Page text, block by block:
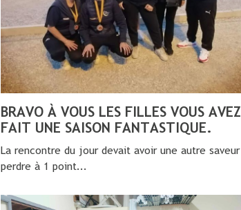
BRAVO À VOUS LES FILLES VOUS AVEZ
FAIT UNE SAISON FANTASTIQUE.
La rencontre du jour devait avoir une autre saveur
perdre à 1 point...